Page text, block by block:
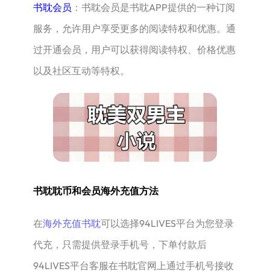
书耽会员‌ ：书耽会员‌是书耽APP提供的一种订阅
服务，允许用户享受更多的阅读特权和优惠。通
过开通会员，用户可以获得阅读特权、价格优惠
以及社区互动等特权。
书耽耽币和会员海外充值方法
在海外充值书耽可以选择94LIVES平台为您登录
代充，只需提供登录手机号，下单付款后
94LIVES平台客服在书耽官网上通过手机号接收